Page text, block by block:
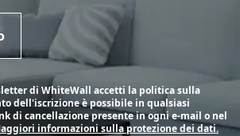
di WhiteWall accetti la politica sulla
dell'iscrizione è possibile in qualsiasi
di cancellazione presente in ogni e-mail o nel
informazioni sulla protezione dei dati.